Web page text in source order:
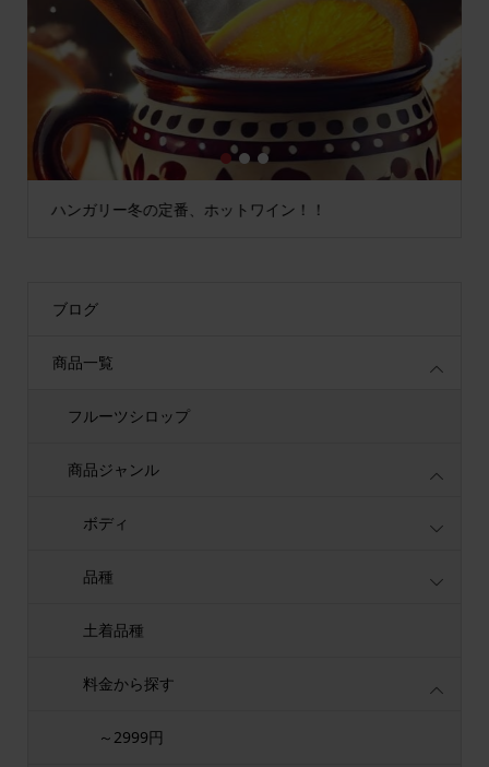
ハンガリー冬の定番、ホットワイン！！
1 2 3
ブログ
商品一覧
フルーツシロップ
商品ジャンル
ボディ
品種
土着品種
料金から探す
～2999円